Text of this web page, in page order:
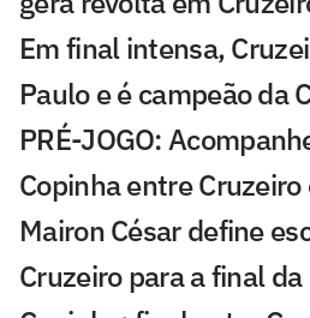
Em final intensa,
Paulo e é campeão da
PRÉ-JOGO:
Copinha entre Cruzeiro
Mairon César define
Cruzeiro para a final